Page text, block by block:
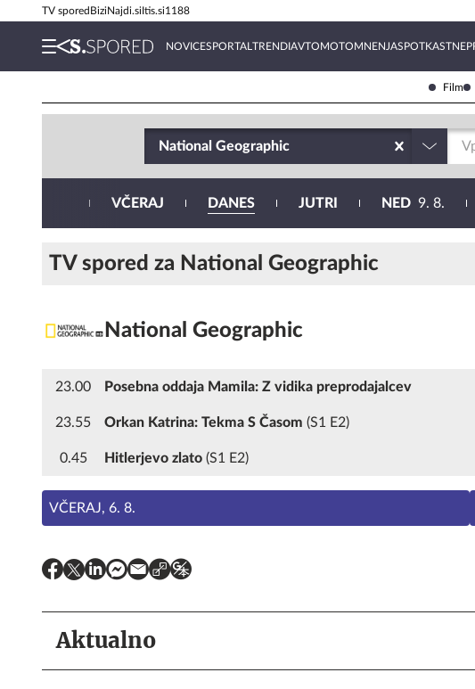
TV sporedBiziNajdi.siItis.si1188
NOVICESPORTAL TRENDIAVTOMOTOMNENJASPOTKAST
Film
National Geographic
VČERAJ DANES JUTRI NED 9. 8.
TV spored za National Geographic
National Geographic
23.00 Posebna oddaja Mamila: Z vidika preprodajalcev
23.55 Orkan Katrina: Tekma S Časom (S1 E2)
0.45 Hitlerjevo zlato (S1 E2)
VČERAJ, 6. 8.
Aktualno